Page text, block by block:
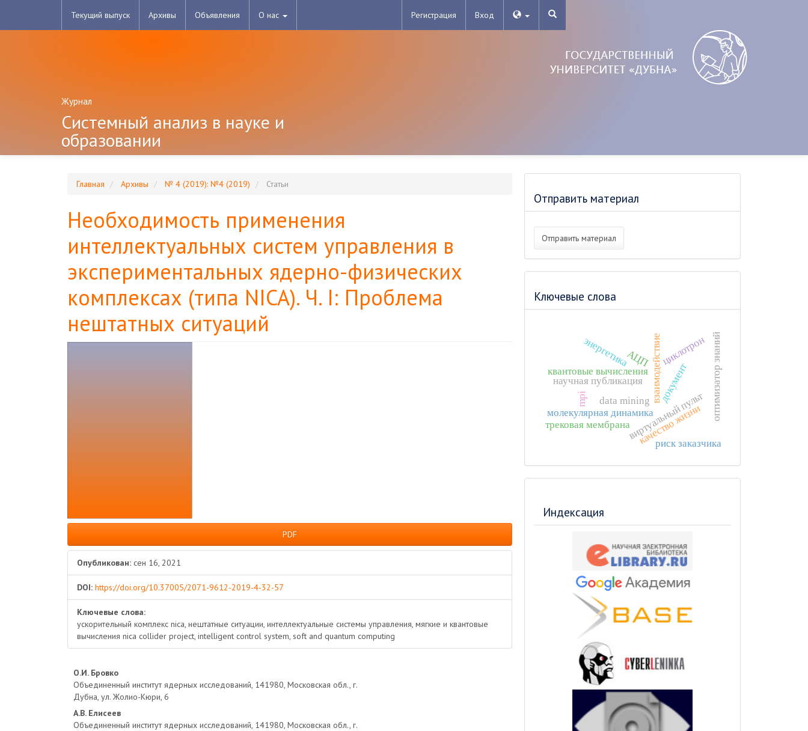
навигационная
панель
Текущий выпуск Архивы Объявления О нас Регистрация Вход
Журнал
Системный анализ в науке и
образовании
Главная Архивы № 4 (2019): №4 (2019) Статьи
Необходимость применения
интеллектуальных систем управления в
экспериментальных ядерно-физических
комплексах (типа NICA). Ч. I: Проблема
нештатных ситуаций
PDF
Опубликован: сен 16, 2021
DOI: https://doi.org/10.37005/2071-9612-2019-4-32-57
Ключевые слова:
ускорительный комплекс nica, нештатные ситуации, интеллектуальные системы управления, мягкие и квантовые
вычисления nica collider project, intelligent control system, soft and quantum computing
Основное
содержимое
статьи
О.И. Бровко
Объединенный институт ядерных исследований, 141980, Московская обл., г.
Дубна, ул. Жолио-Кюри, 6
А.В. Елисеев
Объединенный институт ядерных исследований, 141980, Московская обл., г.
Отправить материал
Отправить материал
Ключевые слова
квантовые вычисления взаимодействие
энергетика
виртуальный пульт
молекулярная динамика
mpi
качество жизни
документ
научная публикация оптимизатор знаний
data mining
трековая мембрана
циклотрон
АЦП
риск заказчика
Индексация